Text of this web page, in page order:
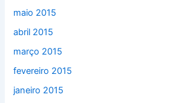
maio 2015
abril 2015
março 2015
fevereiro 2015
janeiro 2015